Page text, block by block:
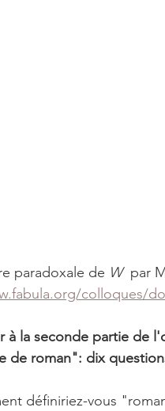
paradoxale de W par
colloques/
à la seconde partie de
de roman": dix
définiriez-vous